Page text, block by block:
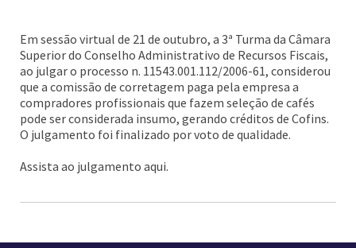
Em sessão virtual de 21 de outubro, a 3ª Turma da Câmara
Superior do Conselho Administrativo de Recursos Fiscais,
ao julgar o processo n. 11543.001.112/2006-61, considerou
que a comissão de corretagem paga pela empresa a
compradores profissionais que fazem seleção de cafés
pode ser considerada insumo, gerando créditos de Cofins.
O julgamento foi finalizado por voto de qualidade.
Assista ao julgamento aqui.